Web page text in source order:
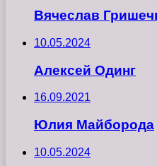
Вячеслав
10.05.2024
Алексей Одинг
16.09.2021
Юлия Майборода
10.05.2024